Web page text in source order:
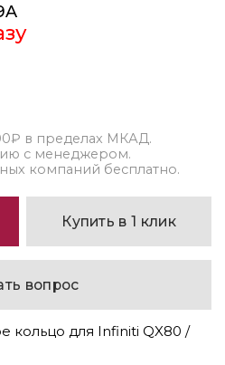
в пределах МКАД.
с менеджером.
компаний бесплатно.
Купить в 1 клик
вопрос
кольцо для Infiniti QX80 /